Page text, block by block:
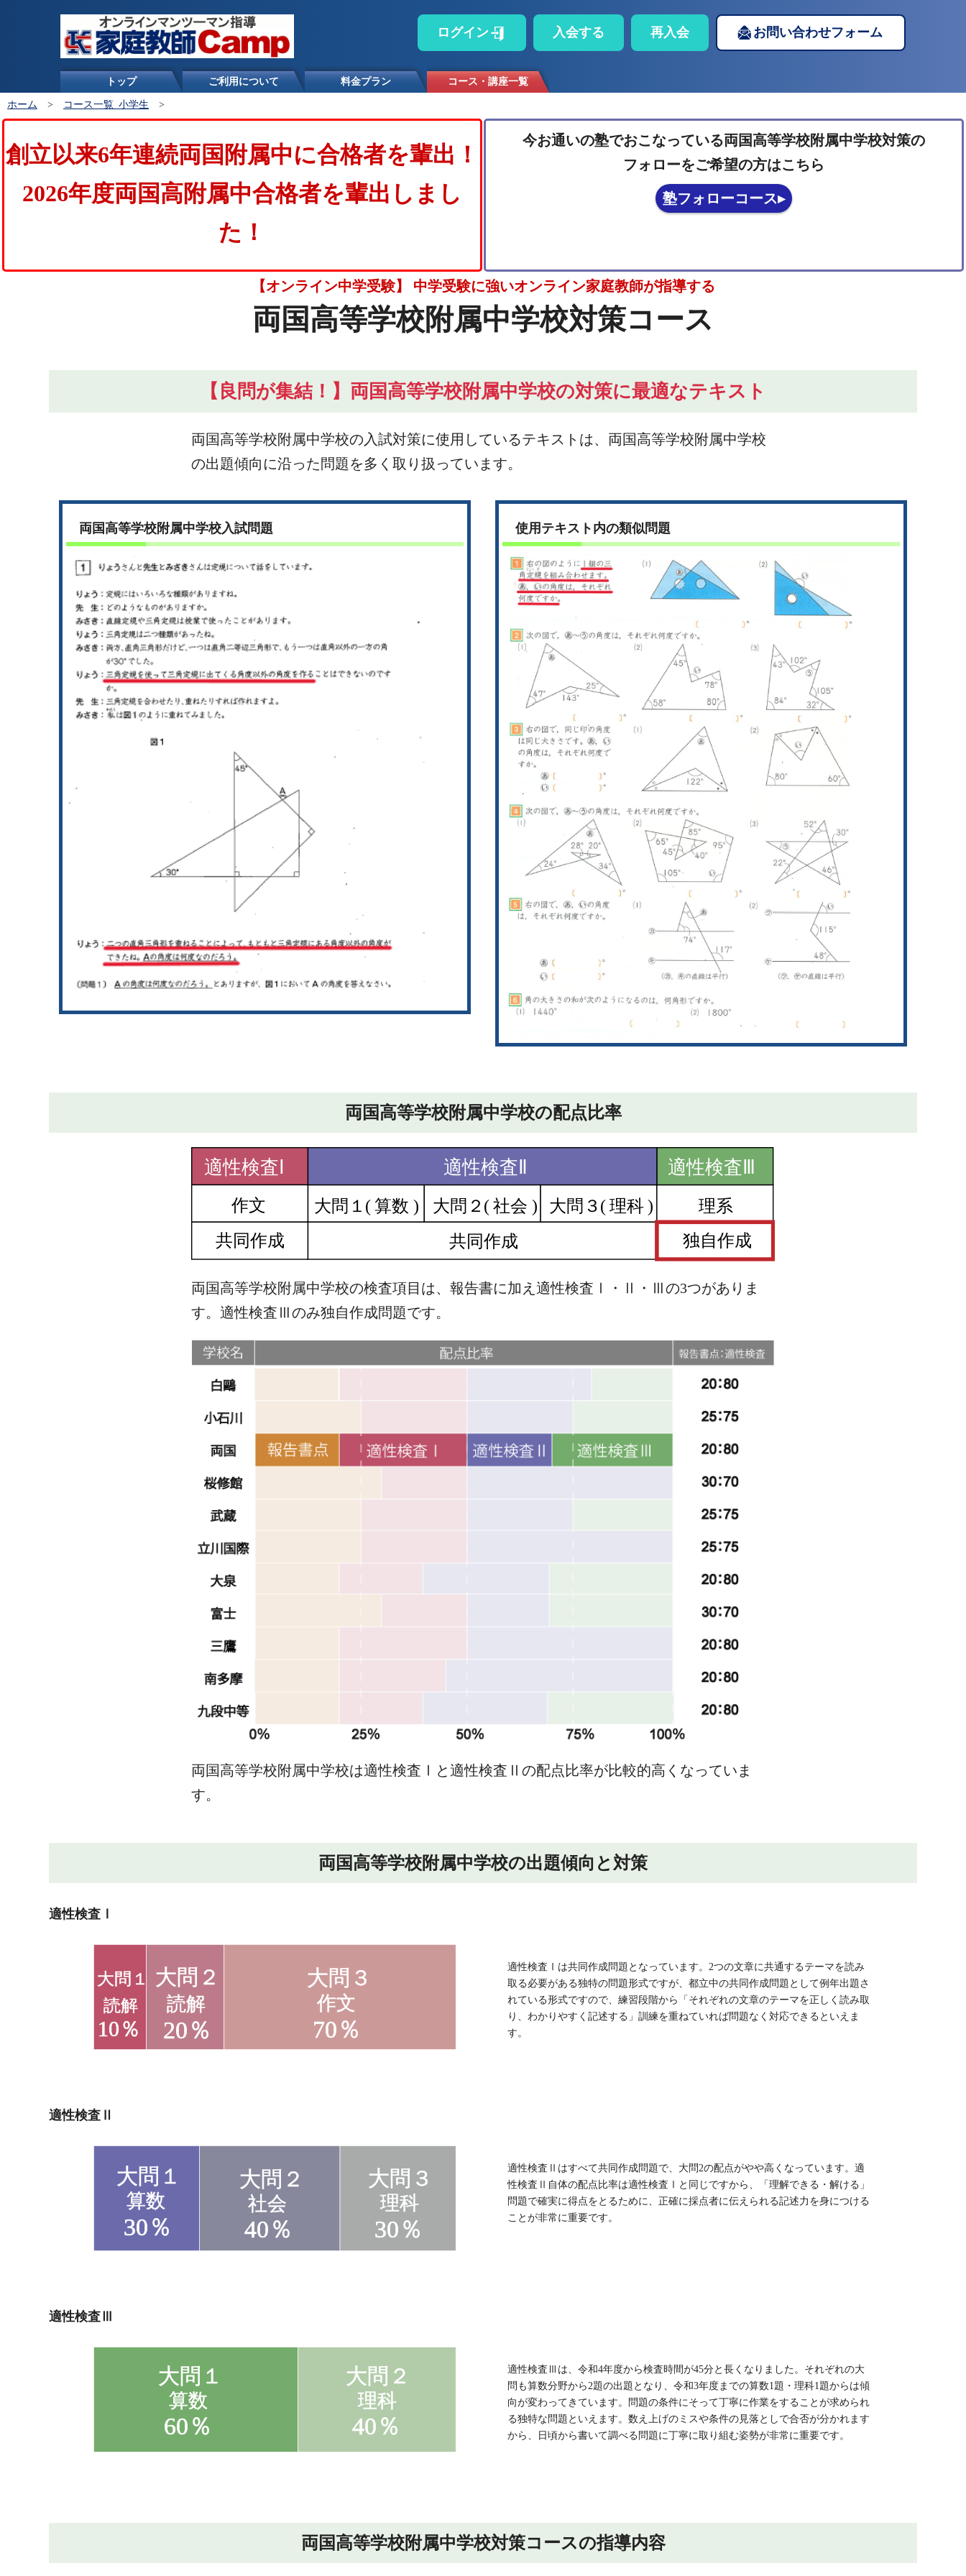
ログイン 入会する 再入会 お問い合わせフォーム
トップ ご利用について 料金プラン コース・講座一覧
ホーム > コース一覧_小学生 >
創立以来6年連続両国附属中に合格者を輩出！
2026年度両国高附属中合格者を輩出しまし
た！
今お通いの塾でおこなっている両国高等学校附属中学校対策の
フォローをご希望の方はこちら
塾フォローコース▸
【オンライン中学受験】 中学受験に強いオンライン家庭教師が指導する
両国高等学校附属中学校対策コース
【良問が集結！】両国高等学校附属中学校の対策に最適なテキスト
両国高等学校附属中学校の入試対策に使用しているテキストは、両国高等学校附属中学校
の出題傾向に沿った問題を多く取り扱っています。
両国高等学校附属中学校入試問題 使用テキスト内の類似問題
両国高等学校附属中学校の配点比率
両国高等学校附属中学校の検査項目は、報告書に加え適性検査Ⅰ・Ⅱ・Ⅲの3つがありま
す。適性検査Ⅲのみ独自作成問題です。
両国高等学校附属中学校は適性検査Ⅰと適性検査Ⅱの配点比率が比較的高くなっていま
す。
両国高等学校附属中学校の出題傾向と対策
適性検査Ⅰ
適性検査Ⅰは共同作成問題となっています。2つの文章に共通するテーマを読み
取る必要がある独特の問題形式ですが、都立中の共同作成問題として例年出題さ
れている形式ですので、練習段階から「それぞれの文章のテーマを正しく読み取
り、わかりやすく記述する」訓練を重ねていれば問題なく対応できるといえま
す。
適性検査Ⅱ
適性検査Ⅱはすべて共同作成問題で、大問2の配点がやや高くなっています。適
性検査Ⅱ自体の配点比率は適性検査Ⅰと同じですから、「理解できる・解ける」
問題で確実に得点をとるために、正確に採点者に伝えられる記述力を身につける
ことが非常に重要です。
適性検査Ⅲ
適性検査Ⅲは、令和4年度から検査時間が45分と長くなりました。それぞれの大
問も算数分野から2題の出題となり、令和3年度までの算数1題・理科1題からは傾
向が変わってきています。問題の条件にそって丁寧に作業をすることが求められ
る独特な問題といえます。数え上げのミスや条件の見落としで合否が分かれます
から、日頃から書いて調べる問題に丁寧に取り組む姿勢が非常に重要です。
両国高等学校附属中学校対策コースの指導内容